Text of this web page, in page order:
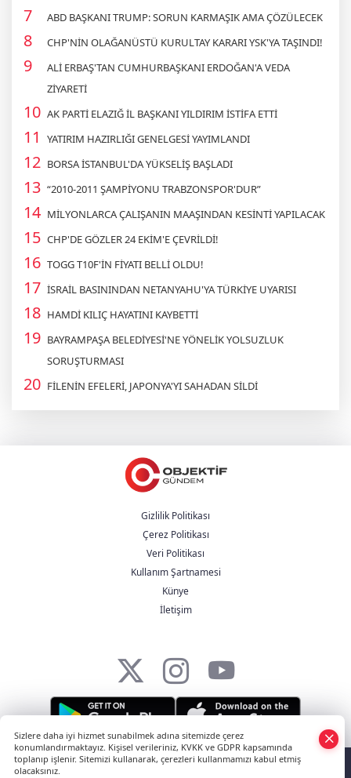
ABD BAŞKANI TRUMP: SORUN KARMAŞIK AMA ÇÖZÜLECEK
CHP'NİN OLAĞANÜSTÜ KURULTAY KARARI YSK'YA TAŞINDI!
ALİ ERBAŞ'TAN CUMHURBAŞKANI ERDOĞAN'A VEDA
ZİYARETİ
AK PARTİ ELAZIĞ İL BAŞKANI YILDIRIM İSTİFA ETTİ
YATIRIM HAZIRLIĞI GENELGESİ YAYIMLANDI
BORSA İSTANBUL'DA YÜKSELİŞ BAŞLADI
“2010-2011 ŞAMPİYONU TRABZONSPOR'DUR”
MİLYONLARCA ÇALIŞANIN MAAŞINDAN KESİNTİ YAPILACAK
CHP'DE GÖZLER 24 EKİM'E ÇEVRİLDİ!
TOGG T10F'İN FİYATI BELLİ OLDU!
İSRAİL BASININDAN NETANYAHU'YA TÜRKİYE UYARISI
HAMDİ KILIÇ HAYATINI KAYBETTİ
BAYRAMPAŞA BELEDİYESİ'NE YÖNELİK YOLSUZLUK
SORUŞTURMASI
FİLENİN EFELERİ, JAPONYA'YI SAHADAN SİLDİ
Gizlilik Politikası
Çerez Politikası
Veri Politikası
Kullanım Şartnamesi
Künye
İletişim
HABER YAZILIMIve TURKTICARET.NET projesidir Copyright© 2006-2026
Sizlere daha iyi hizmet sunabilmek adına sitemizde çerez
konumlandırmaktayız. Kişisel verileriniz, KVKK ve GDPR kapsamında
toplanıp işlenir. Sitemizi kullanarak, çerezleri kullanmamızı kabul etmiş
olacaksınız.